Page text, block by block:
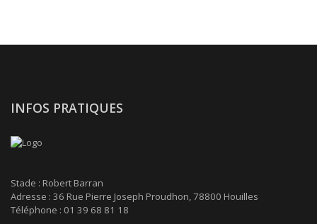
INFOS PRATIQUES
Stade : Robert Barran
Adresse : 36 Rue Pierre Joseph Proudhon, 78800 Houilles
Téléphone : 01 39 68 81 18